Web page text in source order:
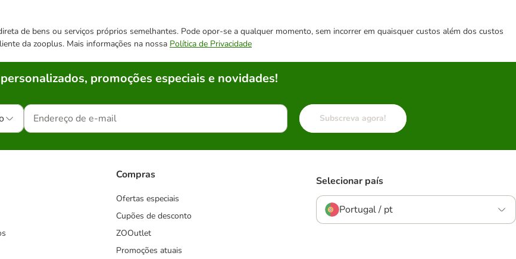
de bens ou serviços próprios semelhantes. Pode opor-se a qualquer momento, sem incorrer em quaisquer custos além dos custos
da zooplus. Mais informações na nossa Política de Privacidade
promoções especiais e novidades!
Subscreva agora!
Compras
Ofertas especiais
Cupões de desconto
ZOOutlet
Promoções atuais
Selecionar país
Portugal / pt